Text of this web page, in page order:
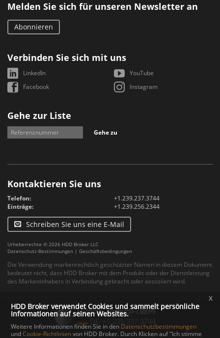
Melden Sie sich für unseren Newsletter an
Abonnieren
Verbinden Sie sich mit uns
LinkedIn
YouTube
Facebook
Instagram
Gehe zur Liste
Gehe zu
Kontaktieren Sie uns
Telefon:
+1.239.237.3744
Einträge:
+1.239.256.2344
Schreiben Sie uns eine E-Mail
Urheberrechte © 2026 HDD Broker LLC
Datenschutz-Bestimmungen | Geschäftsbedingungen
Die Verwendung markenrechtlich geschützter Namen in diesem Dokument
bedeutet nicht, dass HDD Broker mit dem Produkt oder der Dienstleistung
des Markeninhabers in Verbindung gebracht oder assoziiert wird.
HDD Broker verwendet Cookies und sammelt persönliche
Informationen auf seinen Websites.
Weitere Informationen finden Sie in den Datenschutzbestimmungen
undCookie-Richtlinienvon HDD Broker. Durch Klicken auf "Ich stimme
x